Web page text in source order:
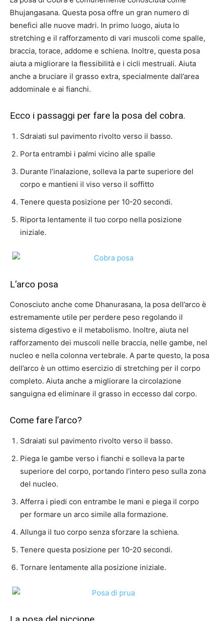
Bhujangasana. Questa posa offre un gran numero di
benefici alle nuove madri. In primo luogo, aiuta lo
stretching e il rafforzamento di vari muscoli come spalle,
braccia, torace, addome e schiena. Inoltre, questa posa
aiuta a migliorare la flessibilità e i cicli mestruali. Aiuta
anche a bruciare il grasso extra, specialmente dall’area
addominale e ai fianchi.
Ecco i passaggi per fare la posa del cobra.
Sdraiati sul pavimento rivolto verso il basso.
Porta entrambi i palmi vicino alle spalle
Durante l’inalazione, solleva la parte superiore del
corpo e mantieni il viso verso il soffitto
Tenere questa posizione per 10-20 secondi.
Riporta lentamente il tuo corpo nella posizione
iniziale.
L’arco posa
Conosciuto anche come Dhanurasana, la posa dell’arco è
estremamente utile per perdere peso regolando il
sistema digestivo e il metabolismo. Inoltre, aiuta nel
rafforzamento dei muscoli nelle braccia, nelle gambe, nel
nucleo e nella colonna vertebrale. A parte questo, la posa
dell’arco è un ottimo esercizio di stretching per il corpo
completo. Aiuta anche a migliorare la circolazione
sanguigna ed eliminare il grasso in eccesso dal corpo.
Come fare l’arco?
Sdraiati sul pavimento rivolto verso il basso.
Piega le gambe verso i fianchi e solleva la parte
superiore del corpo, portando l’intero peso sulla zona
del nucleo.
Afferra i piedi con entrambe le mani e piega il corpo
per formare un arco simile alla formazione.
Allunga il tuo corpo senza sforzare la schiena.
Tenere questa posizione per 10-20 secondi.
Tornare lentamente alla posizione iniziale.